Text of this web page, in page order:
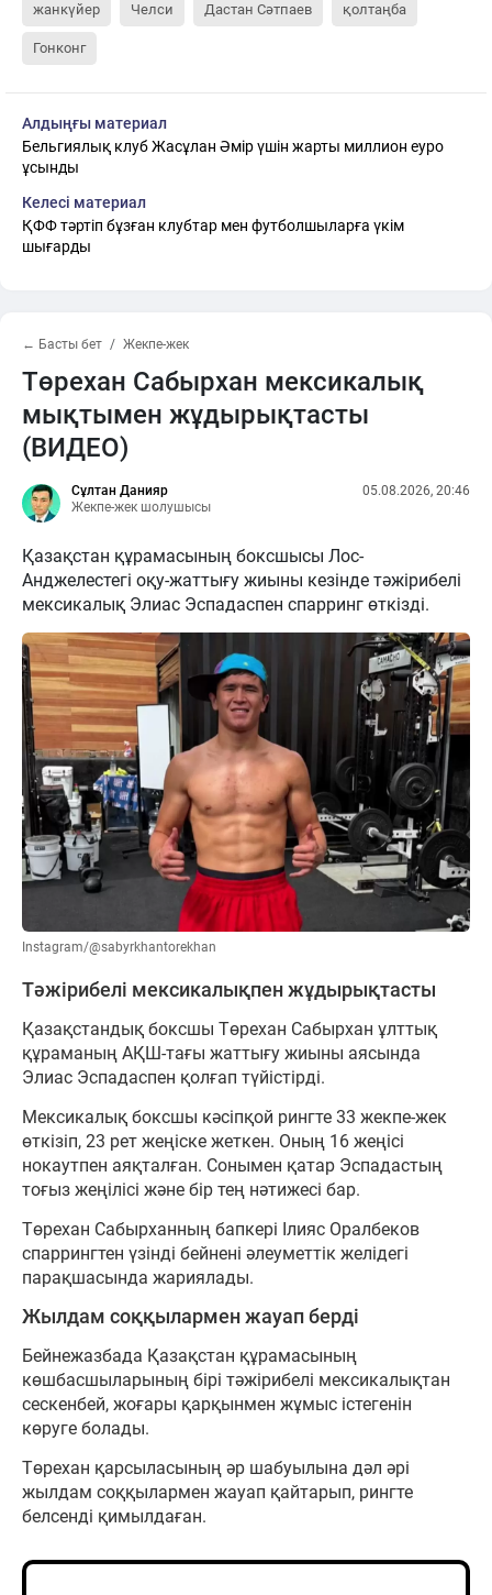
жанкүйер Челси Дастан Сәтпаев қолтаңба
Гонконг
Алдыңғы материал
Бельгиялық клуб Жасұлан Әмір үшін жарты миллион еуро
ұсынды
Келесі материал
ҚФФ тәртіп бұзған клубтар мен футболшыларға үкім
шығарды
← Басты бет Жекпе-жек
Төрехан Сабырхан мексикалық
мықтымен жұдырықтасты
(ВИДЕО)
Сұлтан Данияр
Жекпе-жек шолушысы
05.08.2026, 20:46
Қазақстан құрамасының боксшысы Лос-
Анджелестегі оқу-жаттығу жиыны кезінде тәжірибелі
мексикалық Элиас Эспадаспен спарринг өткізді.
Instagram/@sabyrkhantorekhan
Тәжірибелі мексикалықпен жұдырықтасты
Қазақстандық боксшы Төрехан Сабырхан ұлттық
құраманың АҚШ-тағы жаттығу жиыны аясында
Элиас Эспадаспен қолғап түйістірді.
Мексикалық боксшы кәсіпқой рингте 33 жекпе-жек
өткізіп, 23 рет жеңіске жеткен. Оның 16 жеңісі
нокаутпен аяқталған. Сонымен қатар Эспадастың
тоғыз жеңілісі және бір тең нәтижесі бар.
Төрехан Сабырханның бапкері Ілияс Оралбеков
спаррингтен үзінді бейнені әлеуметтік желідегі
парақшасында жариялады.
Жылдам соққылармен жауап берді
Бейнежазбада Қазақстан құрамасының
көшбасшыларының бірі тәжірибелі мексикалықтан
сескенбей, жоғары қарқынмен жұмыс істегенін
көруге болады.
Төрехан қарсыласының әр шабуылына дәл әрі
жылдам соққылармен жауап қайтарып, рингте
белсенді қимылдаған.